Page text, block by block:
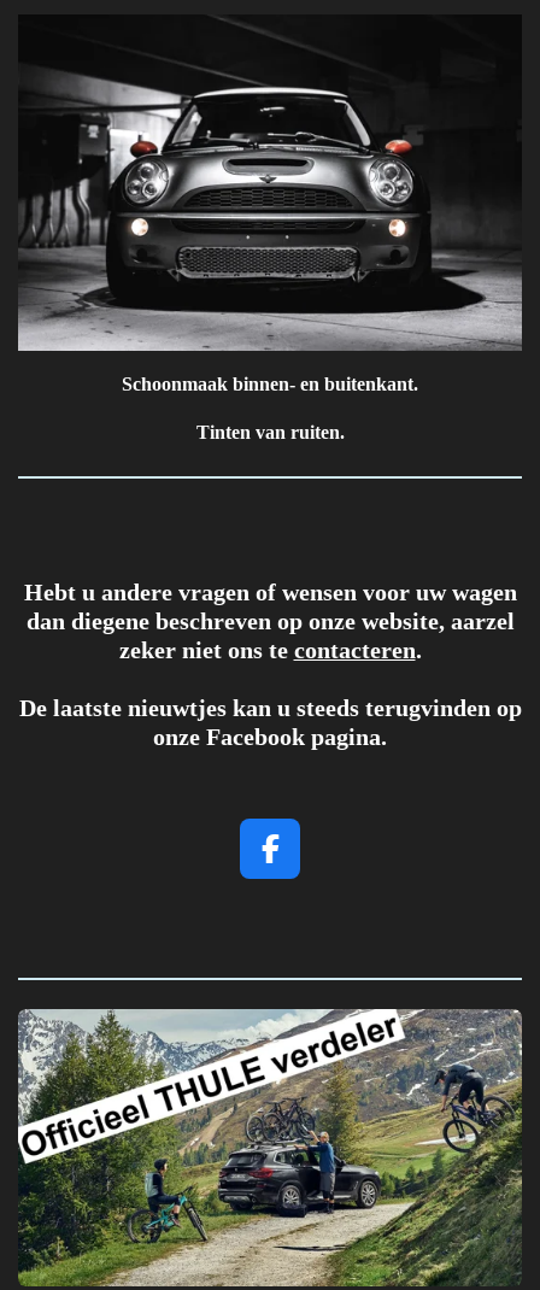
Schoonmaak binnen- en buitenkant.
Tinten van ruiten.
Hebt u andere vragen of wensen voor uw wagen
dan diegene beschreven op onze website, aarzel
zeker niet ons te contacteren.
De laatste nieuwtjes kan u steeds terugvinden op
onze Facebook pagina.
F
b
o
o
k